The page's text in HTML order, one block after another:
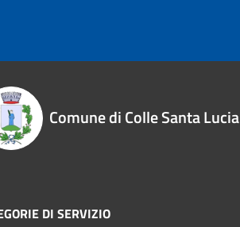
Comune di Colle Santa Lucia
DI SERVIZIO